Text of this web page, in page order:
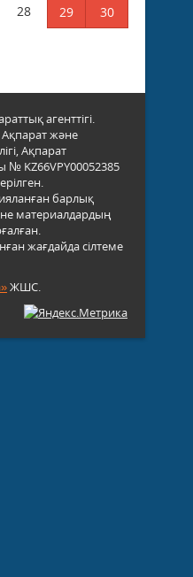
28 29
30
агенттігі.
және
Ақпарат
№ KZ66VPY00052385
барлық
материалдардың
жағдайда сілтеме
ЖШС.